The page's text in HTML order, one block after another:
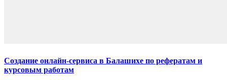
Создание онлайн-сервиса в Балашихе по рефератам и
курсовым работам